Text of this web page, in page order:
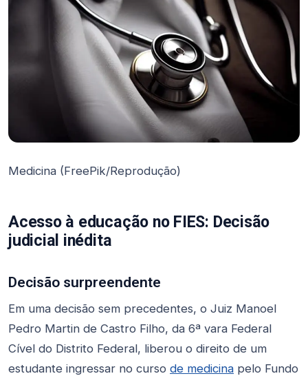
Medicina (FreePik/Reprodução)
Acesso à educação no FIES: Decisão
judicial inédita
Decisão surpreendente
Em uma decisão sem precedentes, o Juiz Manoel
Pedro Martin de Castro Filho, da 6ª vara Federal
Cível do Distrito Federal, liberou o direito de um
estudante ingressar no curso de medicina pelo Fundo